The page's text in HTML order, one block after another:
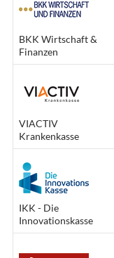
BKK Wirtschaft &
Finanzen
VIACTIV
Krankenkasse
IKK - Die
Innovationskasse